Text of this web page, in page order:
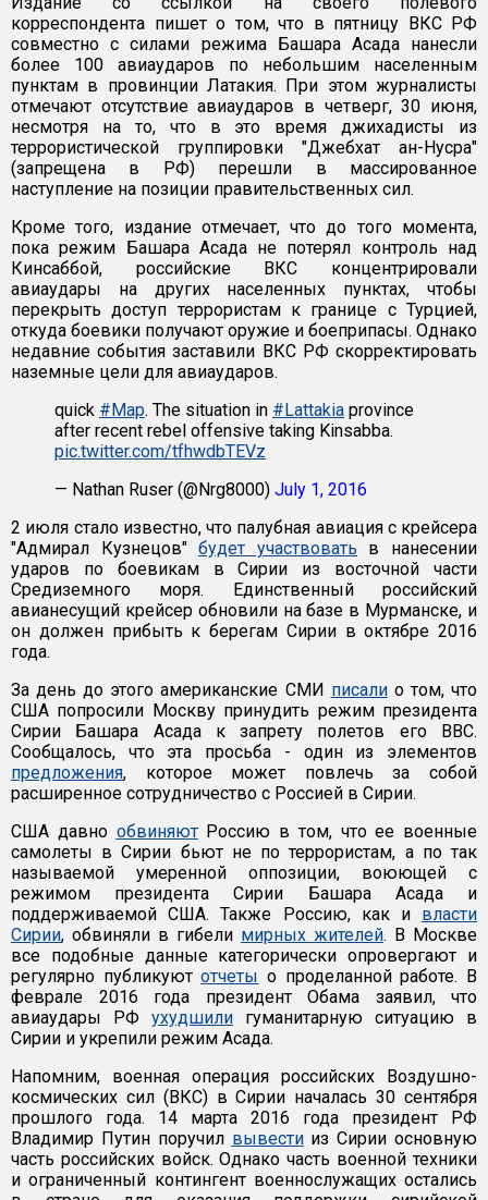
корреспондента пишет о том, что в пятницу ВКС РФ
совместно с силами режима Башара Асада нанесли
более 100 авиаударов по небольшим населенным
пунктам в провинции Латакия. При этом журналисты
отмечают отсутствие авиаударов в четверг, 30 июня,
несмотря на то, что в это время джихадисты из
террористической группировки "Джебхат ан-Нусра"
(запрещена в РФ) перешли в массированное
наступление на позиции правительственных сил.
Кроме того, издание отмечает, что до того момента,
пока режим Башара Асада не потерял контроль над
Кинсаббой, российские ВКС концентрировали
авиаудары на других населенных пунктах, чтобы
перекрыть доступ террористам к границе с Турцией,
откуда боевики получают оружие и боеприпасы. Однако
недавние события заставили ВКС РФ скорректировать
наземные цели для авиаударов.
quick #Map. The situation in #Lattakia province
after recent rebel offensive taking Kinsabba.
pic.twitter.com/tfhwdbTEVz
— Nathan Ruser (@Nrg8000) July 1, 2016
2 июля стало известно, что палубная авиация с крейсера
"Адмирал Кузнецов"будет участвовать в нанесении
ударов по боевикам в Сирии из восточной части
Средиземного моря. Единственный российский
авианесущий крейсер обновили на базе в Мурманске, и
он должен прибыть к берегам Сирии в октябре 2016
года.
За день до этого американские СМИ писалио том, что
США попросили Москву принудить режим президента
Сирии Башара Асада к запрету полетов его ВВС.
Сообщалось, что эта просьба - один из элементов
предложения, которое может повлечь за собой
расширенное сотрудничество с Россией в Сирии.
США давно обвиняютРоссию в том, что ее военные
самолеты в Сирии бьют не по террористам, а по так
называемой умеренной оппозиции, воюющей с
режимом президента Сирии Башара Асада и
поддерживаемой США. Также Россию, как и власти
Сирии, обвиняли в гибели мирных жителей. В Москве
все подобные данные категорически опровергают и
регулярно публикуютотчеты о проделанной работе. В
феврале 2016 года президент Обама заявил, что
авиаудары РФ ухудшили гуманитарную ситуацию в
Сирии и укрепили режим Асада.
Напомним, военная операция российских Воздушно-
космических сил (ВКС) в Сирии началась 30 сентября
прошлого года. 14 марта 2016 года президент РФ
Владимир Путин поручил вывестииз Сирии основную
часть российских войск. Однако часть военной техники
и ограниченный контингент военнослужащих остались